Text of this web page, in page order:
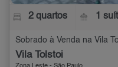
2 quartos 1
Sobrado à Venda na Vila
Vila Tolstoi